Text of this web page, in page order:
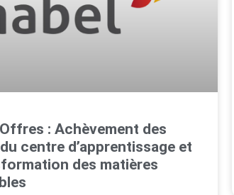
: Achèvement des
centre d’apprentissage et
des matières